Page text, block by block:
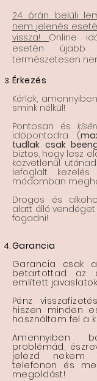
24 órán belüli
nem jelenés
vissza! Online
esetén újabb
természetesen
Érkezés
Kérlek,
smink nélkül!
Pontosan és
időpontodra (
tudlak csak
biztos, hogy lesz
közvetlenül
lefoglalt
módomban
Drogos és
alatt álló vendéget
fogadni!
Garancia
Garancia csak
betartottad az
említett
Pénz
hiszen minden
használtam fel a
Amennyiben
problémád,
jelezd nekem
telefonon és
megoldást!